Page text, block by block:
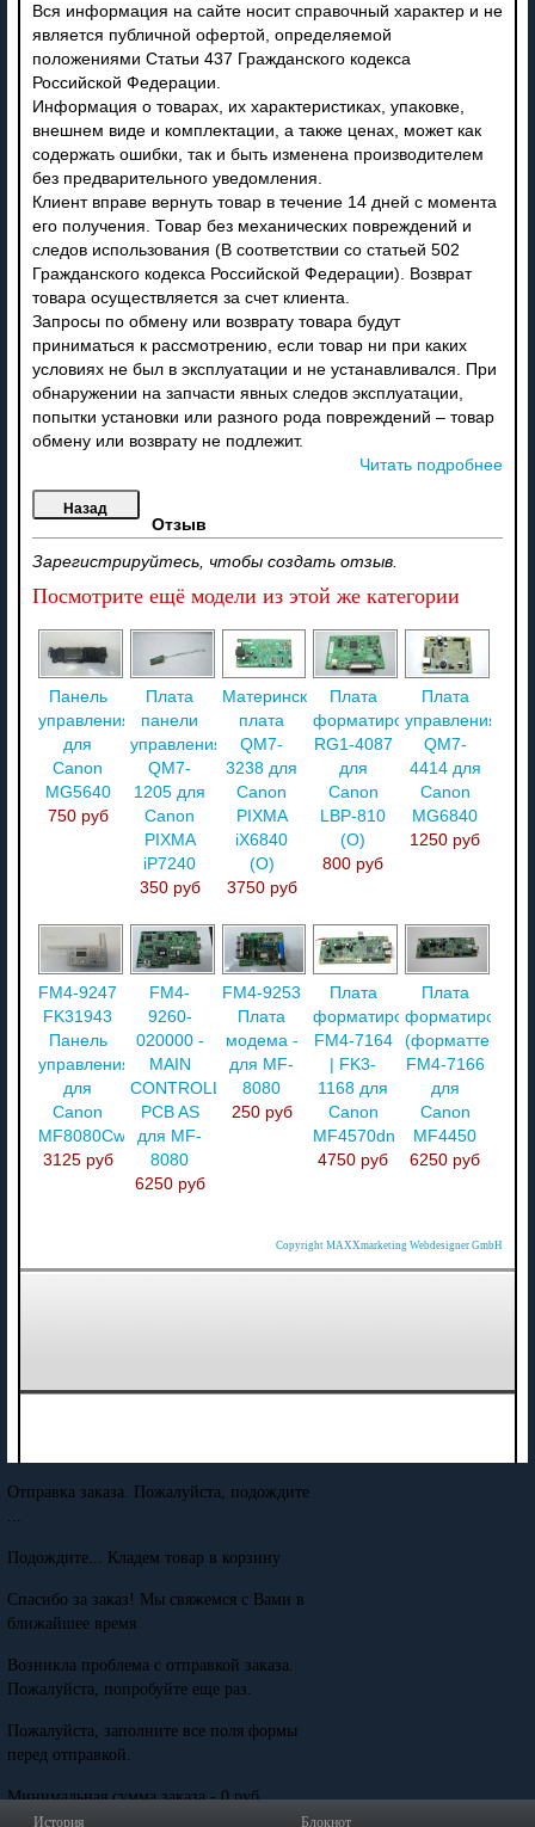
Вся информация на сайте носит справочный характер и не
является публичной офертой, определяемой
положениями Статьи 437 Гражданского кодекса
Российской Федерации.
Информация о товарах, их характеристиках, упаковке,
внешнем виде и комплектации, а также ценах, может как
содержать ошибки, так и быть изменена производителем
без предварительного уведомления.
Клиент вправе вернуть товар в течение 14 дней с момента
его получения. Товар без механических повреждений и
следов использования (В соответствии со статьей 502
Гражданского кодекса Российской Федерации). Возврат
товара осуществляется за счет клиента.
Запросы по обмену или возврату товара будут
приниматься к рассмотрению, если товар ни при каких
условиях не был в эксплуатации и не устанавливался. При
обнаружении на запчасти явных следов эксплуатации,
попытки установки или разного рода повреждений – товар
обмену или возврату не подлежит.
Читать подробнее
Отзыв
Зарегистрируйтесь, чтобы создать отзыв.
Посмотрите ещё модели из этой же категории
Панель
управления
для
Canon
MG5640
750 руб
Плата
панели
управления
QM7-
1205 для
Canon
PIXMA
iP7240
350 руб
Материнская
плата
QM7-
3238 для
Canon
PIXMA
iX6840
(О)
3750 руб
Плата
форматирования
RG1-4087
для
Canon
LBP-810
(O)
800 руб
Плата
управления
QM7-
4414 для
Canon
MG6840
1250 руб
FM4-9247
FK31943
Панель
управления
для
Canon
MF8080Cw
3125 руб
FM4-
9260-
020000 -
MAIN
CONTROLLER
PCB AS
для MF-
8080
6250 руб
FM4-9253
Плата
модема -
для MF-
8080
250 руб
Плата
форматирования
FM4-7164
| FK3-
1168 для
Canon
MF4570dn
4750 руб
Плата
(форматтер)
FM4-7166
для
Canon
MF4450
6250 руб
Copyright MAXXmarketing Webdesigner GmbH
История Блокнот
Отправка заказа. Пожалуйста, подождите
...
Подождите... Кладем товар в корзину
Спасибо за заказ! Мы свяжемся с Вами в
ближайшее время
Возникла проблема с отправкой заказа.
Пожалуйста, попробуйте еще раз.
Пожалуйста, заполните все поля формы
перед отправкой.
Минимальная сумма заказа - 0 руб.